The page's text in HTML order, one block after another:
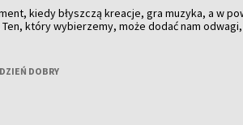
kiedy błyszczą kreacje, gra muzyka, a w
Ten, który wybierzemy, może dodać nam
DOBRY